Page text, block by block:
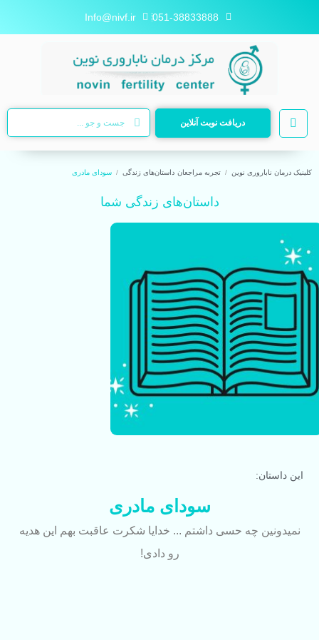
051-38833888
Info@nivf.ir
دریافت نوبت آنلاین
کلینیک درمان ناباروری نوین تجربه مراجعان داستان‌های زندگی سودای مادری
داستان‌های زندگی شما
این داستان:
سودای مادری
نمیدونین چه حسی داشتم ... خدایا شکرت عاقبت بهم این هدیه
رو دادی!